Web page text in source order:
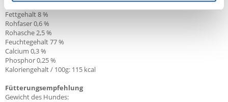
Rohprotein 11 %
Fettgehalt 8 %
Rohfaser 0,6 %
Rohasche 2,5 %
Feuchtegehalt 77 %
Calcium 0,3 %
Phosphor 0,25 %
Kaloriengehalt / 100g: 115 kcal
Fütterungsempfehlung
Gewicht des Hundes: